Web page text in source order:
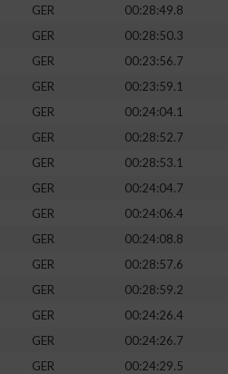
GER
00:28:49.8
GER
00:28:50.3
GER 00:23:56.7
GER
00:23:59.1
GER
00:24:04.1
GER
00:28:52.7
GER
00:28:53.1
GER 00:24:04.7
GER
00:24:06.4
GER
00:24:08.8
GER
00:28:57.6
GER
00:28:59.2
GER 00:24:26.4
GER
00:24:26.7
GER
00:24:29.5